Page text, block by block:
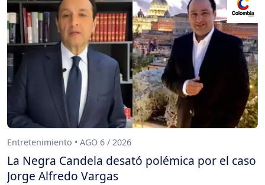
Entretenimiento • AGO 6 / 2026
La Negra Candela desató polémica por el caso
Jorge Alfredo Vargas